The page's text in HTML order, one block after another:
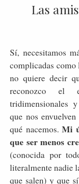
Las
Sí, necesitamos
complicadas
no quiere decir
reconozco el
tridimensionales
que nos
qué nacemos. Mi
que ser menos
(conocida por
literalmente nadie
que salen) y que